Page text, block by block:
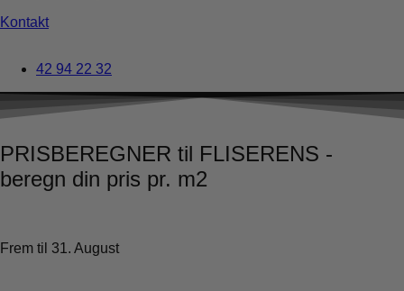
Kontakt
42 94 22 32
PRISBEREGNER til FLISERENS -
beregn din pris pr. m2
Frem til 31. August